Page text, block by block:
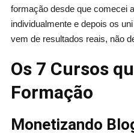
formação desde que comecei
individualmente e depois os
vem de resultados reais, não
Os 7 Cursos
Formação
Monetizando